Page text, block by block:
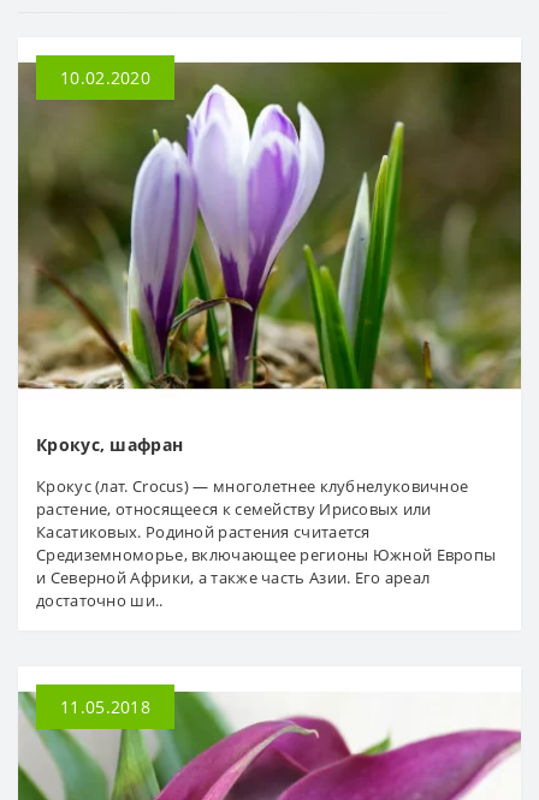
10.02.2020
Крокус, шафран
Крокус (лат. Crocus) — многолетнее клубнелуковичное
растение, относящееся к семейству Ирисовых или
Касатиковых. Родиной растения считается
Средиземноморье, включающее регионы Южной Европы
и Северной Африки, а также часть Азии. Его ареал
достаточно ши..
11.05.2018